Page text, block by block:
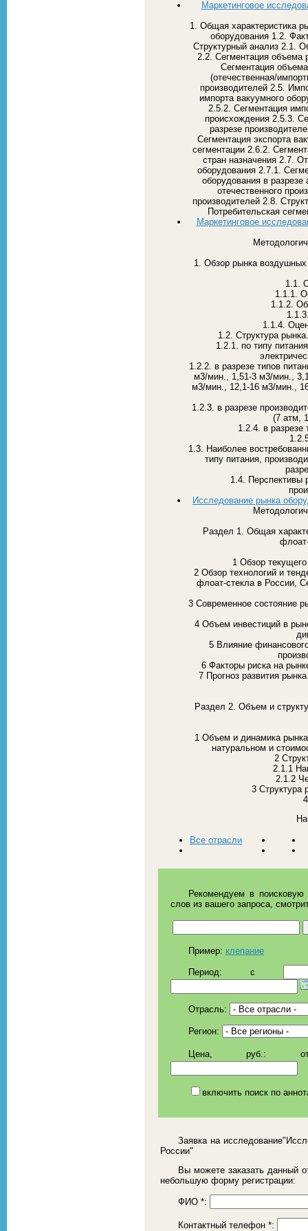
Маркетинговое
1. Общая характеристика
оборудования 1.2.
Структурный анализ 2.1.
2.2. Сегментация объема
Сегментация
(отечественная/
производителей 2.5.
импорта вакуумного
2.5.2. Сегментация
происхождения 2.5.3.
разрезе
Сегментация экспорта
сегментации 2.6.2.
стран назначения 2.7.
оборудования 2.7.1.
оборудования в разрезе
отечественного
производителей 2.8.
Потребительская
Маркетинговое
1. Обзор рынка
1.1.
1.1.1.
1.1.2.
1.1.4.
1.2. Структура
1.2.1. по типу
1.2.2. в разрезе типов
м3/мин., 1,51-3 м3/мин.,
м3/мин., 12,1-16 м3/мин.,
1.2.3. в разрезе
(7 атм,
1.2.4. в разрезе
1.3. Наиболее
типу питания,
1.4. Перспективы
Исследование рынка
Раздел 1. Общая
1 Обзор
2 Обзор технологий и
флоат-стекла в России,
3 Современное состояние
4 Объем инвестиций в
5 Влияние
6 Факторы риска на
7 Прогноз развития
Раздел 2. Объем и
1 Объем и динамика
натуральном и
2
2.1.1
2.1.2
3 Структура
Все отрасли
Рекомендуем в
слов из вашего запроса,
Пример: клепание
Период: c
Отрасль:
Регион:
Цена, руб.:
включить поиск по
Заявка на
России"
Вы можете заказать данный
небольшую форму регистрации:
ФИО *:
Контактный телефон *: